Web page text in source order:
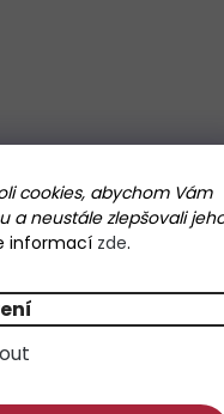
cookies, abychom Vám
a neustále zlepšovali
informací zde.